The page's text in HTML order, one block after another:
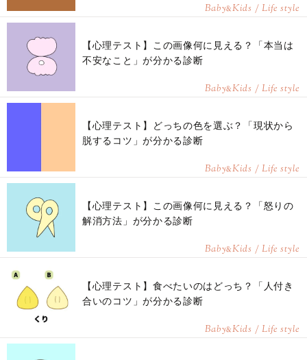
Baby&Kids / Life style
【心理テスト】この画像何に見える？「本当は
不安なこと」が分かる診断
Baby&Kids / Life style
【心理テスト】どっちの色を選ぶ？「現状から
脱するコツ」が分かる診断
Baby&Kids / Life style
【心理テスト】この画像何に見える？「怒りの
解消方法」が分かる診断
Baby&Kids / Life style
【心理テスト】食べたいのはどっち？「人付き
合いのコツ」が分かる診断
Baby&Kids / Life style